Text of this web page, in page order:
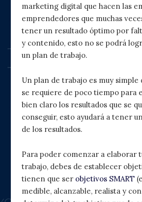
marketing digital que hacen las
emprendedores que muchas
tener un resultado óptimo por
y contenido, esto no se podrá
un plan de trabajo.
Un plan de trabajo es muy simple
se requiere de poco tiempo para
bien claro los resultados que se
conseguir, esto ayudará a tener
de los resultados.
Para poder comenzar a elaborar
trabajo, debes de establecer
tienen que ser objetivos SMART
medible, alcanzable, realista y